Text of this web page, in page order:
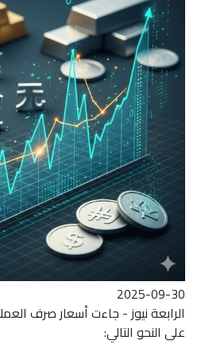
2025-09-30
الرابعة نيوز - جاءت أسعار صرف
على النحو التالي: